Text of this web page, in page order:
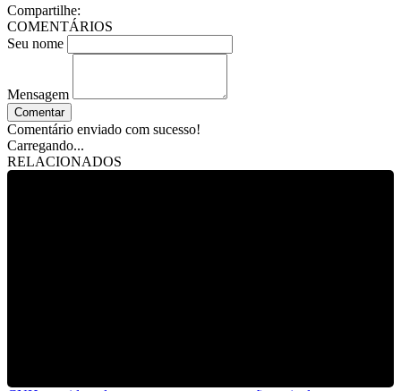
Compartilhe:
COMENTÁRIOS
Seu nome
Mensagem
Comentar
Comentário enviado com sucesso!
Carregando...
RELACIONADOS